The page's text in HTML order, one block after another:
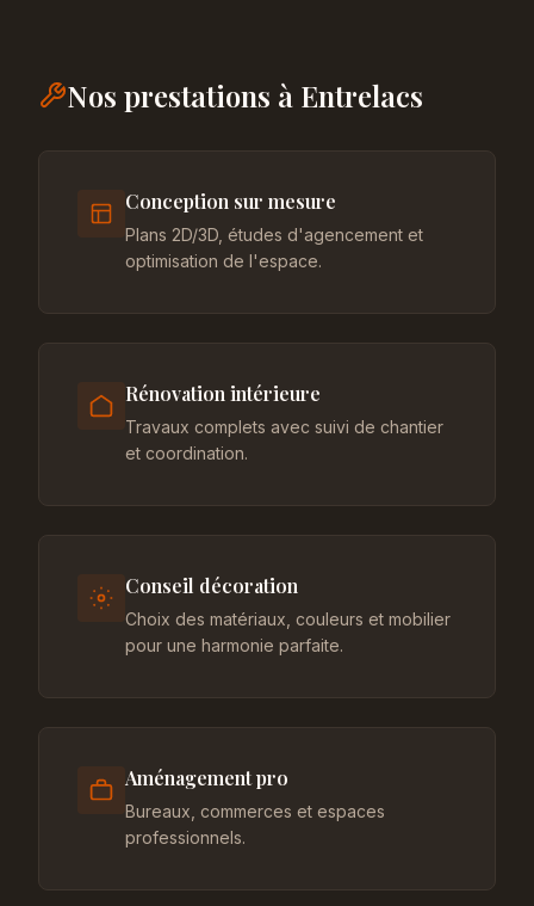
Nos prestations à Entrelacs
Conception sur mesure
Plans 2D/3D, études d'agencement et
optimisation de l'espace.
Rénovation intérieure
Travaux complets avec suivi de chantier
et coordination.
Conseil décoration
Choix des matériaux, couleurs et mobilier
pour une harmonie parfaite.
Aménagement pro
Bureaux, commerces et espaces
professionnels.